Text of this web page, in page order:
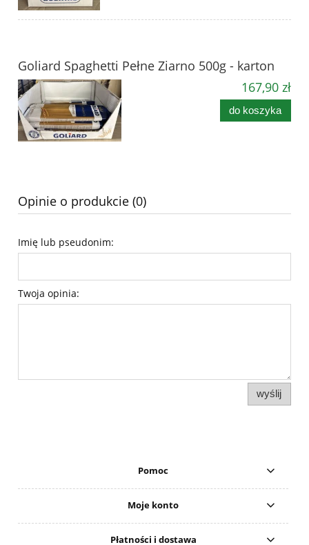
Goliard Spaghetti Pełne Ziarno 500g - karton
167,90 zł
do koszyka
Opinie o produkcie (0)
Imię lub pseudonim:
Twoja opinia:
wyślij
Pomoc
Moje konto
Płatności i dostawa